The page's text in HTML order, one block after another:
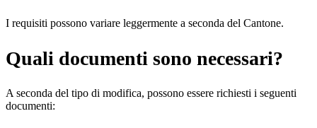
I requisiti possono variare leggermente a seconda del Cantone.
Quali documenti sono necessari?
A seconda del tipo di modifica, possono essere richiesti i seguenti
documenti: